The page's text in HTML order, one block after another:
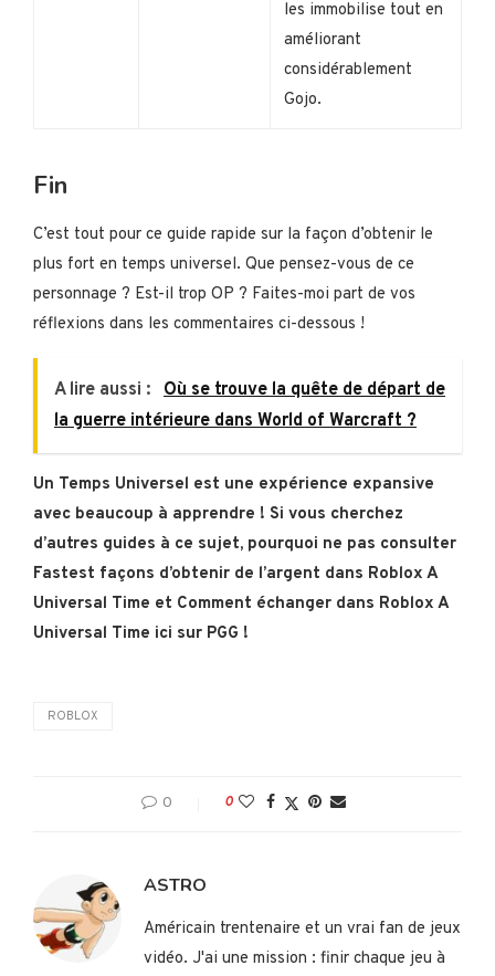
les immobilise tout en
améliorant
considérablement
Gojo.
Fin
C’est tout pour ce guide rapide sur la façon d’obtenir le
plus fort en temps universel. Que pensez-vous de ce
personnage ? Est-il trop OP ? Faites-moi part de vos
réflexions dans les commentaires ci-dessous !
A lire aussi :
Où se trouve la quête de départ de
la guerre intérieure dans World of Warcraft ?
Un Temps Universel est une expérience expansive
avec beaucoup à apprendre ! Si vous cherchez
d’autres guides à ce sujet, pourquoi ne pas consulter
Fastest façons d’obtenir de l’argent dans Roblox A
Universal Time et Comment échanger dans Roblox A
Universal Time ici sur PGG !
ROBLOX
0 0
ASTRO
Américain trentenaire et un vrai fan de jeux
vidéo. J'ai une mission : finir chaque jeu à